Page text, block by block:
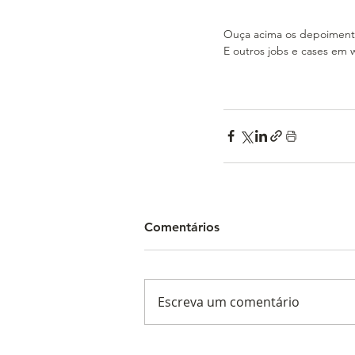
Ouça acima os
E outros jobs e cases em
Comentários
Escreva um comentário